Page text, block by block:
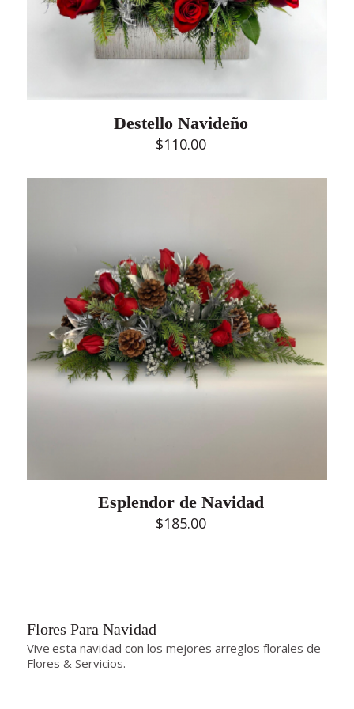
Destello Navideño
$110.00
Esplendor de Navidad
$185.00
Flores Para Navidad
Vive esta navidad con los mejores arreglos florales de
Flores & Servicios.